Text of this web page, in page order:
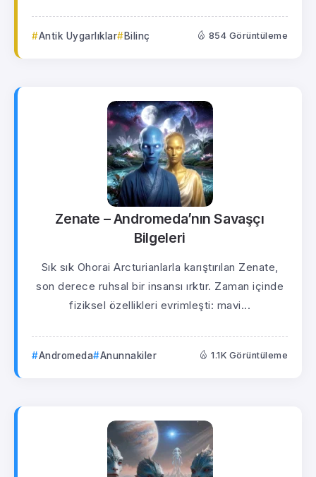
Antik Uygarlıklar Bilinç 854 Görüntüleme
Zenate – Andromeda’nın Savaşçı
Bilgeleri
Sık sık Ohorai Arcturianlarla karıştırılan Zenate,
son derece ruhsal bir insansı ırktır. Zaman içinde
fiziksel özellikleri evrimleşti: mavi...
Andromeda Anunnakiler 1.1K Görüntüleme